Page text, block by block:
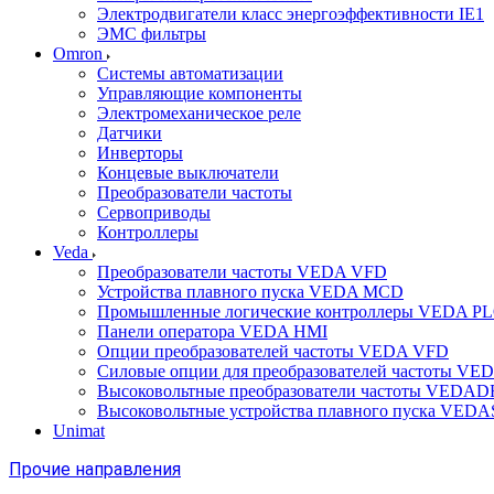
Электродвигатели класс энергоэффективности IE1
ЭМС фильтры
Omron
Системы автоматизации
Управляющие компоненты
Электромеханическое реле
Датчики
Инверторы
Концевые выключатели
Преобразователи частоты
Сервоприводы
Контроллеры
Veda
Преобразователи частоты VEDA VFD
Устройства плавного пуска VEDA MCD
Промышленные логические контроллеры VEDA
Панели оператора VEDA HMI
Опции преобразователей частоты VEDA VFD
Силовые опции для преобразователей частоты
Высоковольтные преобразователи частоты
Высоковольтные устройства плавного пуска
Unimat
Прочие направления